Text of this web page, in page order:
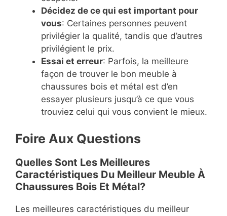
Décidez de ce qui est important pour
vous: Certaines personnes peuvent
privilégier la qualité, tandis que d’autres
privilégient le prix.
Essai et erreur: Parfois, la meilleure
façon de trouver le bon meuble à
chaussures bois et métal est d’en
essayer plusieurs jusqu’à ce que vous
trouviez celui qui vous convient le mieux.
Foire Aux Questions
Quelles Sont Les Meilleures
Caractéristiques Du Meilleur Meuble À
Chaussures Bois Et Métal?
Les meilleures caractéristiques du meilleur